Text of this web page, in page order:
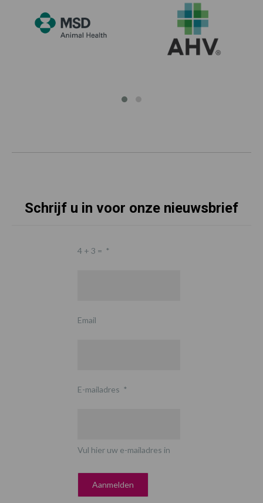
Schrijf u in voor onze nieuwsbrief
4 + 3 = *
Email
E-mailadres *
Vul hier uw e-mailadres in